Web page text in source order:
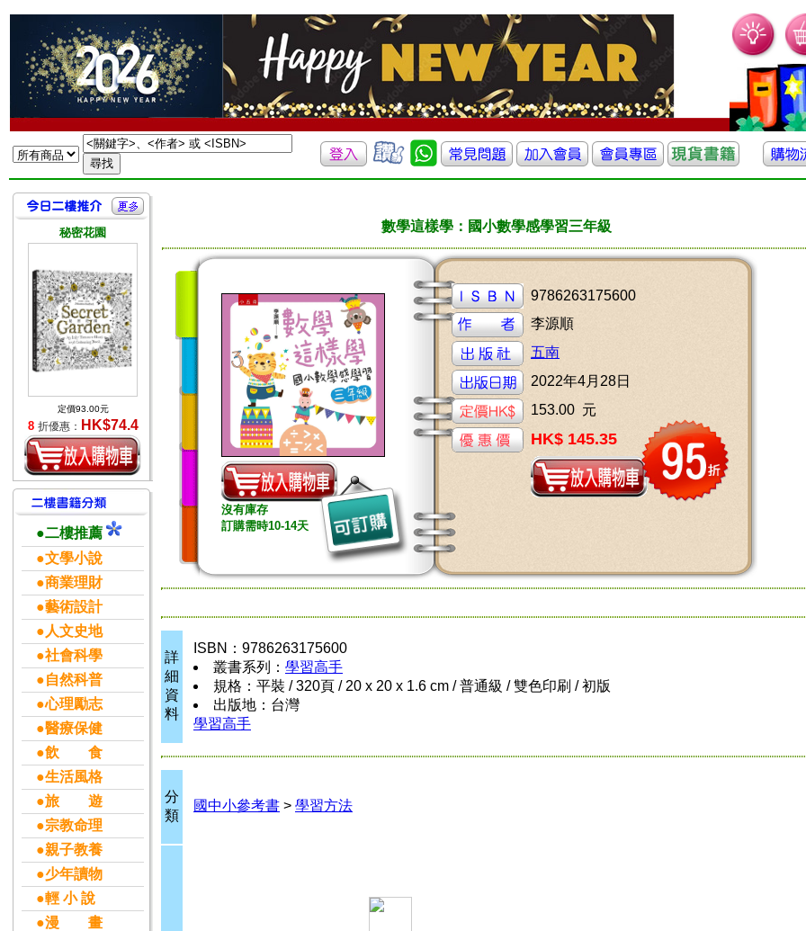
秘密花園
定價93.00元
8 折優惠： HK$74.4
●二樓推薦
●文學小說
●商業理財
●藝術設計
●人文史地
●社會科學
●自然科普
●心理勵志
●醫療保健
●飲 食
●生活風格
●旅 遊
●宗教命理
●親子教養
●少年讀物
●輕 小 說
●漫 畫
數學這樣學：國小數學感學習三年級
沒有庫存
訂購需時10-14天
9786263175600
李源順
五南
2022年4月28日
153.00 元
HK$ 145.35
詳
細
資
料
ISBN：9786263175600
叢書系列： 學習高手
規格：平裝 / 320頁 / 20 x 20 x 1.6 cm / 普通級 / 雙色印刷 / 初版
出版地：台灣
學習高手
分
類
國中小參考書 > 學習方法